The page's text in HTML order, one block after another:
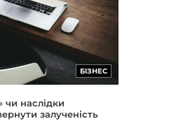
БІЗНЕС
чи наслідки
залученість